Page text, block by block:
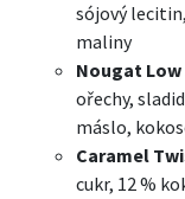
sójový
maliny
Nougat
ořechy,
máslo,
Caramel
cukr, 12 %